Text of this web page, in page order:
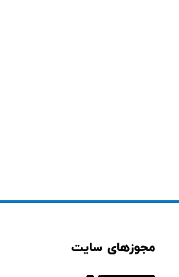
مجوزهای سایت